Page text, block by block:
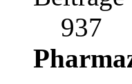
937